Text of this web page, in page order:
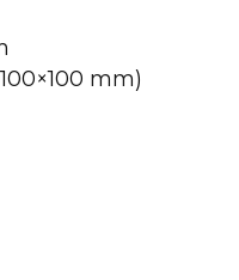
KAPE
mm)